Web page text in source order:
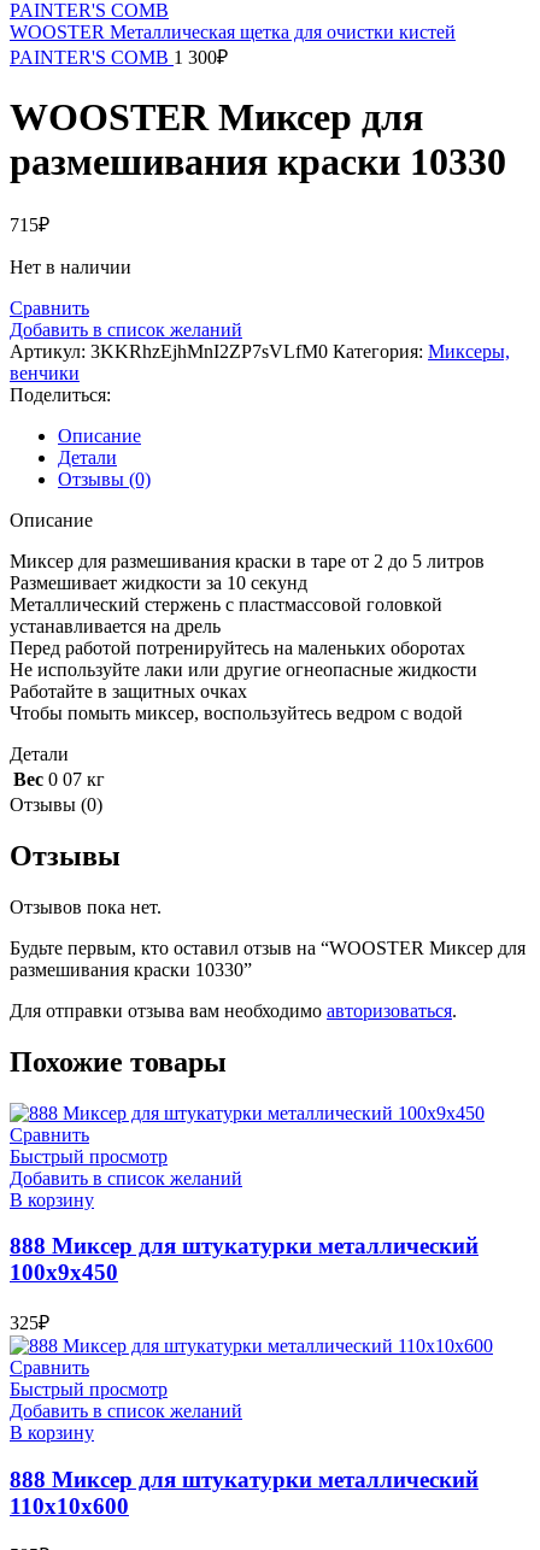
WOOSTER Металлическая щетка для очистки кистей
PAINTER'S COMB 1 300₽
WOOSTER Миксер для
размешивания краски 10330
715₽
Нет в наличии
Сравнить
Добавить в список желаний
Артикул: 3KKRhzEjhMnI2ZP7sVLfM0 Категория: Миксеры,
венчики
Поделиться:
Описание
Детали
Отзывы (0)
Описание
Миксер для размешивания краски в таре от 2 до 5 литров
Размешивает жидкости за 10 секунд
Металлический стержень с пластмассовой головкой
устанавливается на дрель
Перед работой потренируйтесь на маленьких оборотах
Не используйте лаки или другие огнеопасные жидкости
Работайте в защитных очках
Чтобы помыть миксер, воспользуйтесь ведром с водой
Детали
Вес 0 07 кг
Отзывы (0)
Отзывы
Отзывов пока нет.
Будьте первым, кто оставил отзыв на “WOOSTER Миксер для
размешивания краски 10330”
Для отправки отзыва вам необходимо авторизоваться.
Похожие товары
Сравнить
Быстрый просмотр
Добавить в список желаний
В корзину
888 Миксер для штукатурки металлический
100х9х450
325₽
Сравнить
Быстрый просмотр
Добавить в список желаний
В корзину
888 Миксер для штукатурки металлический
110х10х600